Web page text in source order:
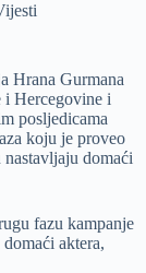
Hrana Gurmana
i Hercegovine i
posljedicama
koju je proveo
domaći
fazu kampanje
aktera,